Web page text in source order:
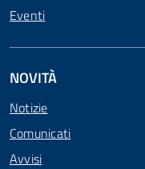
Eventi
NOVITÀ
Notizie
Comunicati
Avvisi